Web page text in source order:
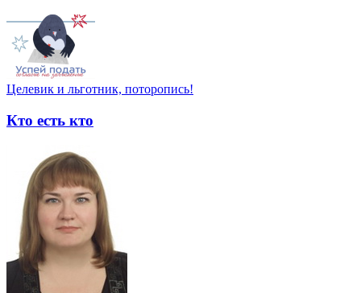
Целевик и льготник, поторопись!
Кто есть кто